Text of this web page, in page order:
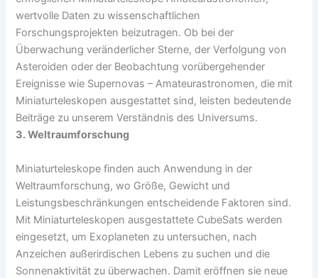
wertvolle Daten zu wissenschaftlichen
Forschungsprojekten beizutragen. Ob bei der
Überwachung veränderlicher Sterne, der Verfolgung von
Asteroiden oder der Beobachtung vorübergehender
Ereignisse wie Supernovas – Amateurastronomen, die mit
Miniaturteleskopen ausgestattet sind, leisten bedeutende
Beiträge zu unserem Verständnis des Universums.
3. Weltraumforschung
Miniaturteleskope finden auch Anwendung in der
Weltraumforschung, wo Größe, Gewicht und
Leistungsbeschränkungen entscheidende Faktoren sind.
Mit Miniaturteleskopen ausgestattete CubeSats werden
eingesetzt, um Exoplaneten zu untersuchen, nach
Anzeichen außerirdischen Lebens zu suchen und die
Sonnenaktivität zu überwachen. Damit eröffnen sie neue